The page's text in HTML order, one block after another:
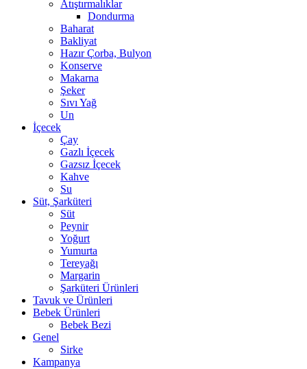
Atıştırmalıklar
Dondurma
Baharat
Bakliyat
Hazır Çorba, Bulyon
Konserve
Makarna
Şeker
Sıvı Yağ
Un
İçecek
Çay
Gazlı İçecek
Gazsız İçecek
Kahve
Su
Süt, Şarküteri
Süt
Peynir
Yoğurt
Yumurta
Tereyağı
Margarin
Şarküteri Ürünleri
Tavuk ve Ürünleri
Bebek Ürünleri
Bebek Bezi
Genel
Sirke
Kampanya